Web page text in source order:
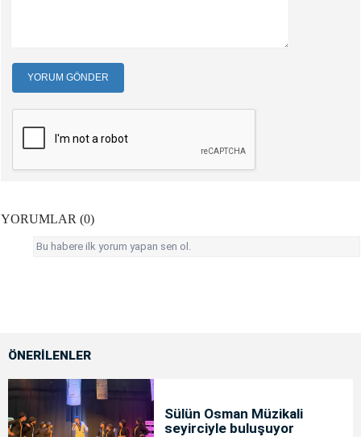
YORUM GÖNDER
YORUMLAR (0)
Bu habere ilk yorum yapan sen ol.
ÖNERİLENLER
Sülün Osman Müzikali
seyirciyle buluşuyor